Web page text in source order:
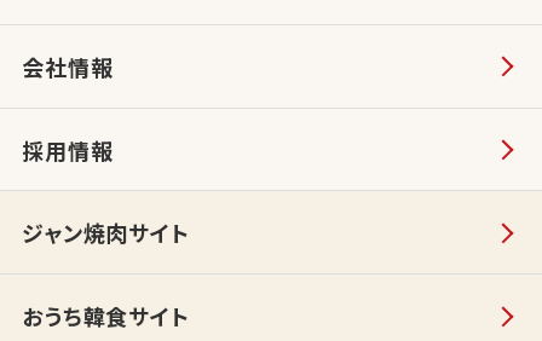
会社情報
採用情報
ジャン焼肉サイト
おうち韓食サイト